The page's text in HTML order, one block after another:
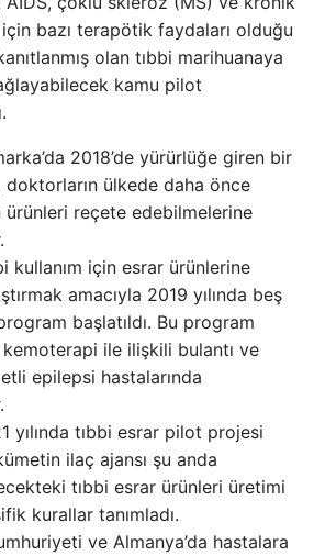
bazı terapötik faydaları olduğu
olan tıbbi marihuanaya
kamu pilot
2018’de yürürlüğe giren bir
ülkede daha önce
ürünleri reçete edebilmelerine
kullanım için esrar ürünlerine
amacıyla 2019 yılında beş
başlatıldı. Bu program
ile ilişkili bulantı ve
epilepsi hastalarında
yılında tıbbi esrar pilot projesi
ilaç ajansı şu anda
tıbbi esrar ürünleri üretimi
kurallar tanımladı.
ve Almanya’da hastalara